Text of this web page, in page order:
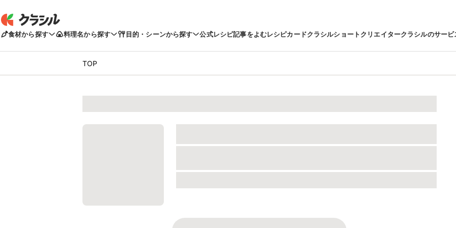
食材から探す 料理名から探す 目的・シーンから探す 公式レシピ記事をよむレシピカードクラシルショートクリエイタークラシルのサービ
TOP